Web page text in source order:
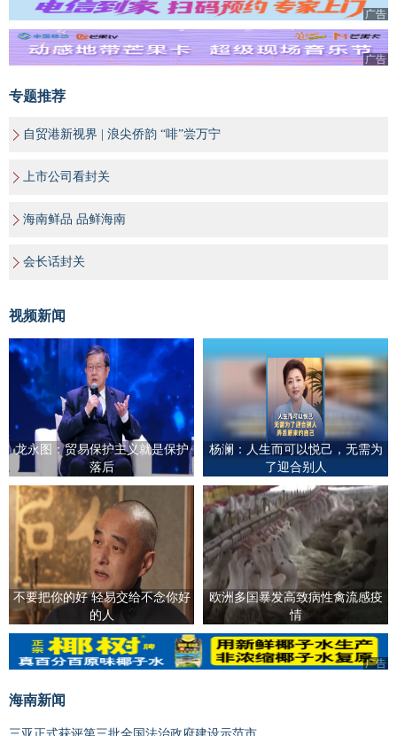
广告
广告
专题推荐
自贸港新视界 | 浪尖侨韵 “啡”尝万宁
上市公司看封关
海南鲜品 品鲜海南
会长话封关
视频新闻
龙永图：贸易保护主义就是保护
落后
杨澜：人生而可以悦己，无需为
了迎合别人
不要把你的好 轻易交给不念你好
的人
欧洲多国暴发高致病性禽流感疫
情
广告
广告
海南新闻